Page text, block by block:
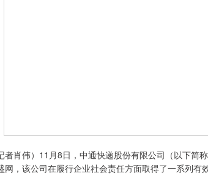
肖伟）11月8日，中通快递股份有限公司（以下简
网，该公司在履行企业社会责任方面取得了一系列有